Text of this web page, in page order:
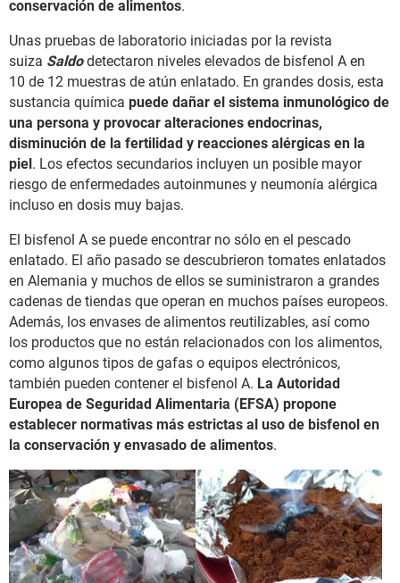
conservación de alimentos.
Unas pruebas de laboratorio iniciadas por la revista
suiza Saldodetectaron niveles elevados de bisfenol A en
10 de 12 muestras de atún enlatado. En grandes dosis, esta
sustancia química puede dañar el sistema inmunológico de
una persona y provocar alteraciones endocrinas,
disminución de la fertilidad y reacciones alérgicas en la
piel. Los efectos secundarios incluyen un posible mayor
riesgo de enfermedades autoinmunes y neumonía alérgica
incluso en dosis muy bajas.
El bisfenol A se puede encontrar no sólo en el pescado
enlatado. El año pasado se descubrieron tomates enlatados
en Alemania y muchos de ellos se suministraron a grandes
cadenas de tiendas que operan en muchos países europeos.
Además, los envases de alimentos reutilizables, así como
los productos que no están relacionados con los alimentos,
como algunos tipos de gafas o equipos electrónicos,
también pueden contener el bisfenol A. La Autoridad
Europea de Seguridad Alimentaria (EFSA) propone
establecer normativas más estrictas al uso de bisfenol en
la conservación y envasado de alimentos.